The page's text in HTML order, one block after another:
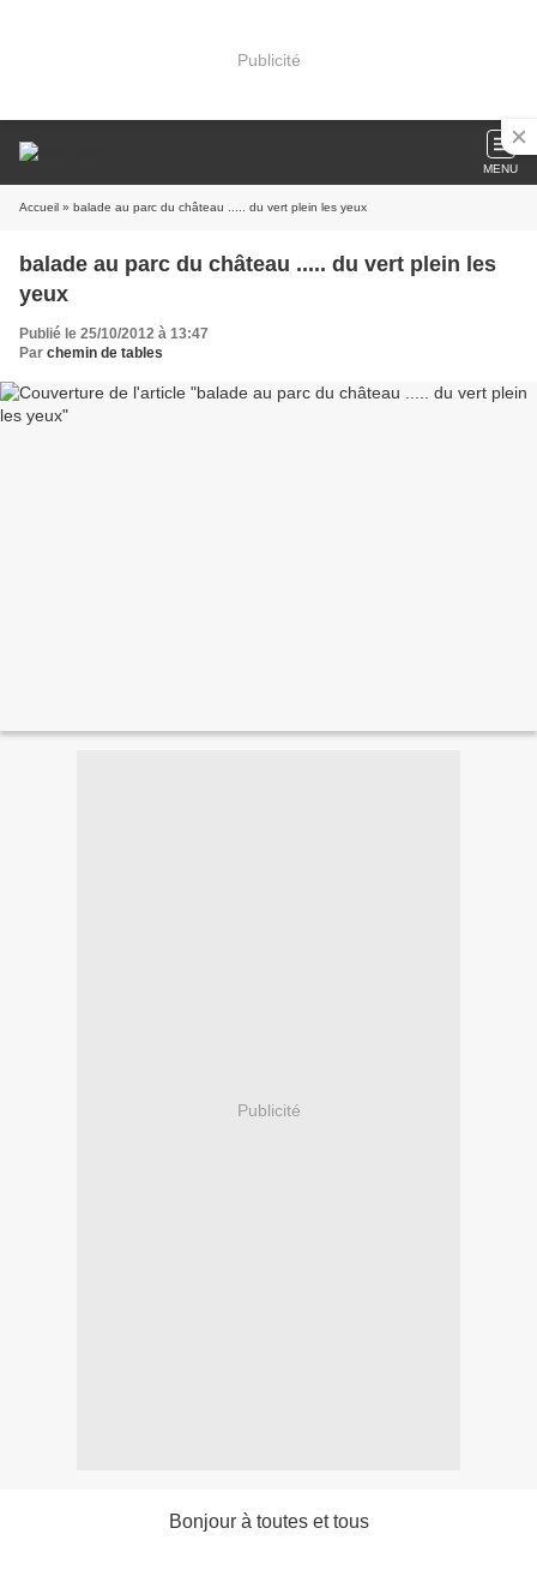
Publicité
MENU
Accueil » balade au parc du château ..... du vert plein les yeux
balade au parc du château ..... du vert plein les
yeux
Publié le 25/10/2012 à 13:47
Par chemin de tables
Publicité
Bonjour à toutes et tous